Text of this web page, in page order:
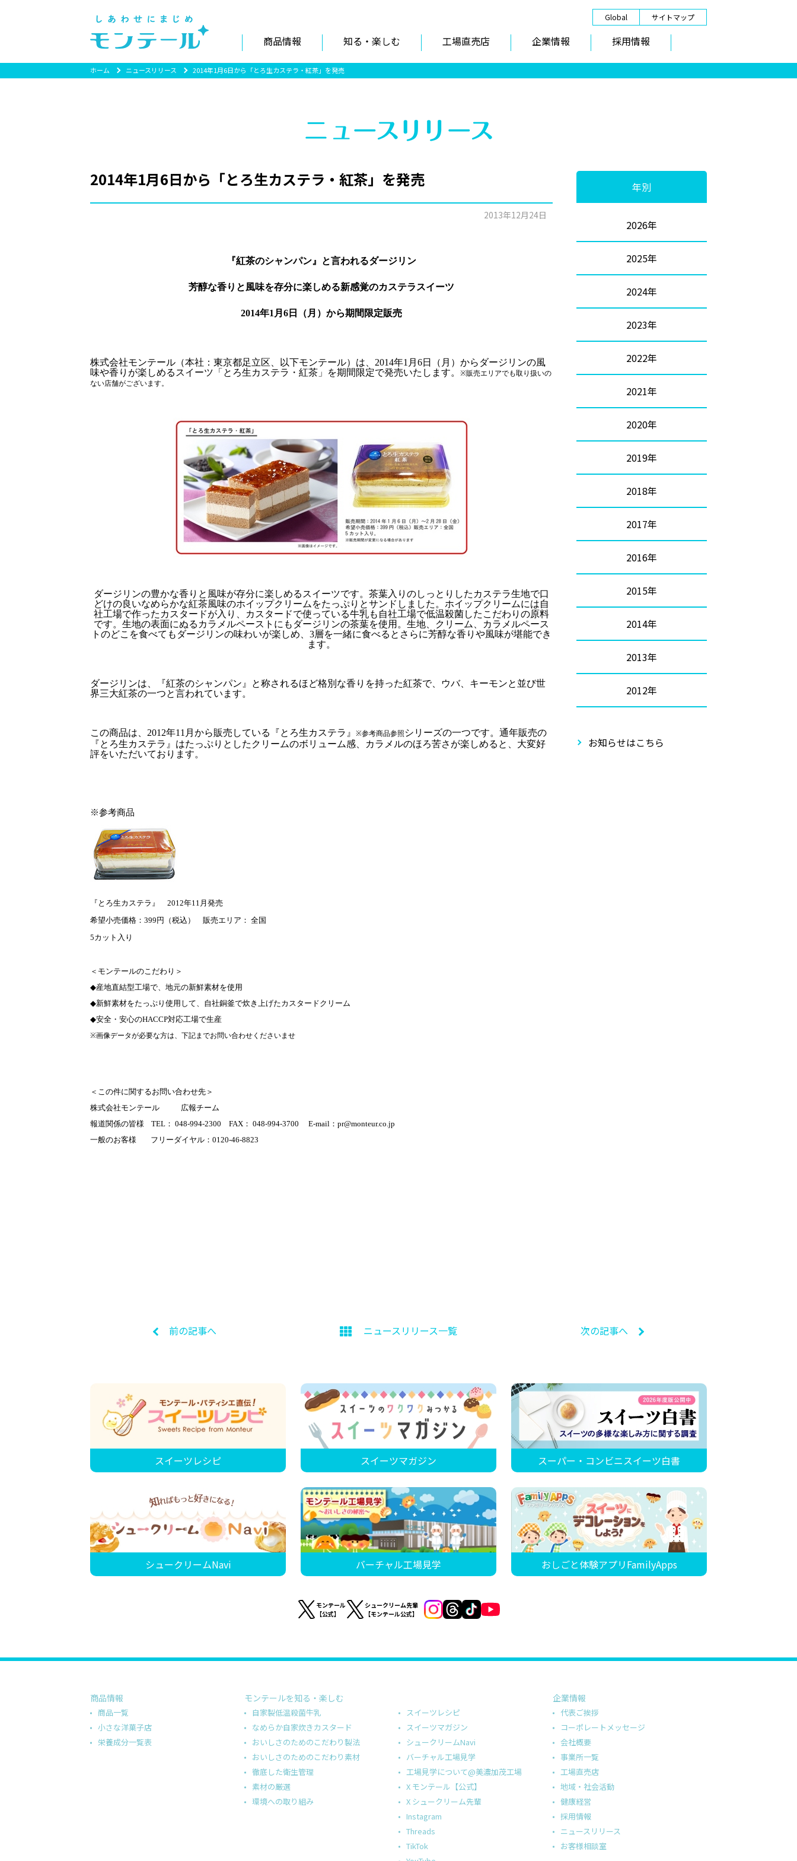
Global サイトマップ
商品情報 知る・楽しむ 工場直売店 企業情報 採用情報
ホーム ニュースリリース 2014年1月6日から「とろ生カステラ・紅茶」を発売
2014年1月6日から「とろ生カステラ・紅茶」を発売
2013年12月24日
『紅茶のシャンパン』と言われるダージリン
芳醇な香りと風味を存分に楽しめる新感覚のカステラスイーツ
2014年1 月 6 日（月）から期間限定販売
株式会社モンテール（本社：東京都足立区、以下モンテール）は、 2014年1 月 6日（月）からダージリンの風
味や香りが楽しめるスイーツ「とろ生カステラ・紅茶」を期間限定で発売いたします。
※販売エリアでも取り扱いの
ない店舗がございます。
ダージリンの豊かな香りと風味が存分に楽しめるスイーツです。茶葉入りのしっとりしたカステラ生地で口
どけの良いなめらかな紅茶風味のホイップクリームをたっぷりとサンドしました。ホイップクリームには自
社工場で作ったカスタードが入り、カスタードで使っている牛乳も自社工場で低温殺菌したこだわりの原料
です。生地の表面にぬるカラメルペーストにもダージリンの茶葉を使用。生地、クリーム、カラメルペース
トのどこを食べてもダージリンの味わいが楽しめ、 3層を一緒に食べるとさらに芳醇な香りや風味が堪能でき
ます。
ダージリンは、『紅茶のシャンパン』と称されるほど格別な香りを持った紅茶で、ウバ、キーモンと並び世
界三大紅茶の一つと言われています。
この商品は、 2012年11 月から販売している『とろ生カステラ』 ※参考商品参照 シリーズの一つです。通年販売の
『とろ生カステラ』はたっぷりとしたクリームのボリューム感、カラメルのほろ苦さが楽しめると、大変好
評をいただいております。
※参考商品
『とろ生カステラ』 2012年11 月発売
希望小売価格： 399円（税込） 販売エリア： 全国
5カット入り
＜モンテールのこだわり＞
◆産地直結型工場で、地元の新鮮素材を使用
◆新鮮素材をたっぷり使用して、自社銅釜で炊き上げたカスタードクリーム
◆安全・安心のHACCP対応工場で生産
※画像データが必要な方は、下記までお問い合わせくださいませ
＜この件に関するお問い合わせ先＞
株式会社モンテール
広報チーム
報道関係の皆様 TEL ： 048-994-2300 FAX ： 048-994-3700 E-mail ： pr@monteur.co.jp
一般のお客様
フリーダイヤル： 0120-46-8823
前の記事へ ニュースリリース一覧 次の記事へ
年別
2026年
2025年
2024年
2023年
2022年
2021年
2020年
2019年
2018年
2017年
2016年
2015年
2014年
2013年
2012年
お知らせはこちら
スイーツレシピ スイーツマガジン スーパー・コンビニスイーツ白書
シュークリームNavi バーチャル工場見学 おしごと体験アプリFamilyApps
モンテール
【公式】
シュークリーム先輩
【モンテール公式】
商品情報
商品一覧
小さな洋菓子店
栄養成分一覧表
モンテールを知る・楽しむ
自家製低温殺菌牛乳
なめらか自家炊きカスタード
おいしさのためのこだわり製法
おいしさのためのこだわり素材
徹底した衛生管理
素材の厳選
環境への取り組み
スイーツレシピ
スイーツマガジン
シュークリームNavi
バーチャル工場見学
工場見学について@美濃加茂工場
X モンテール【公式】
X シュークリーム先輩
Instagram
Threads
TikTok
企業情報
代表ご挨拶
コーポレートメッセージ
会社概要
事業所一覧
工場直売店
地域・社会活動
健康経営
採用情報
ニュースリリース
お客様相談室